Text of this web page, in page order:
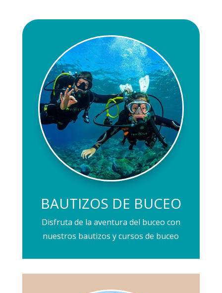
BAUTIZOS DE BUCEO
Disfruta de la aventura del buceo con
nuestros bautizos ycursos de buceo